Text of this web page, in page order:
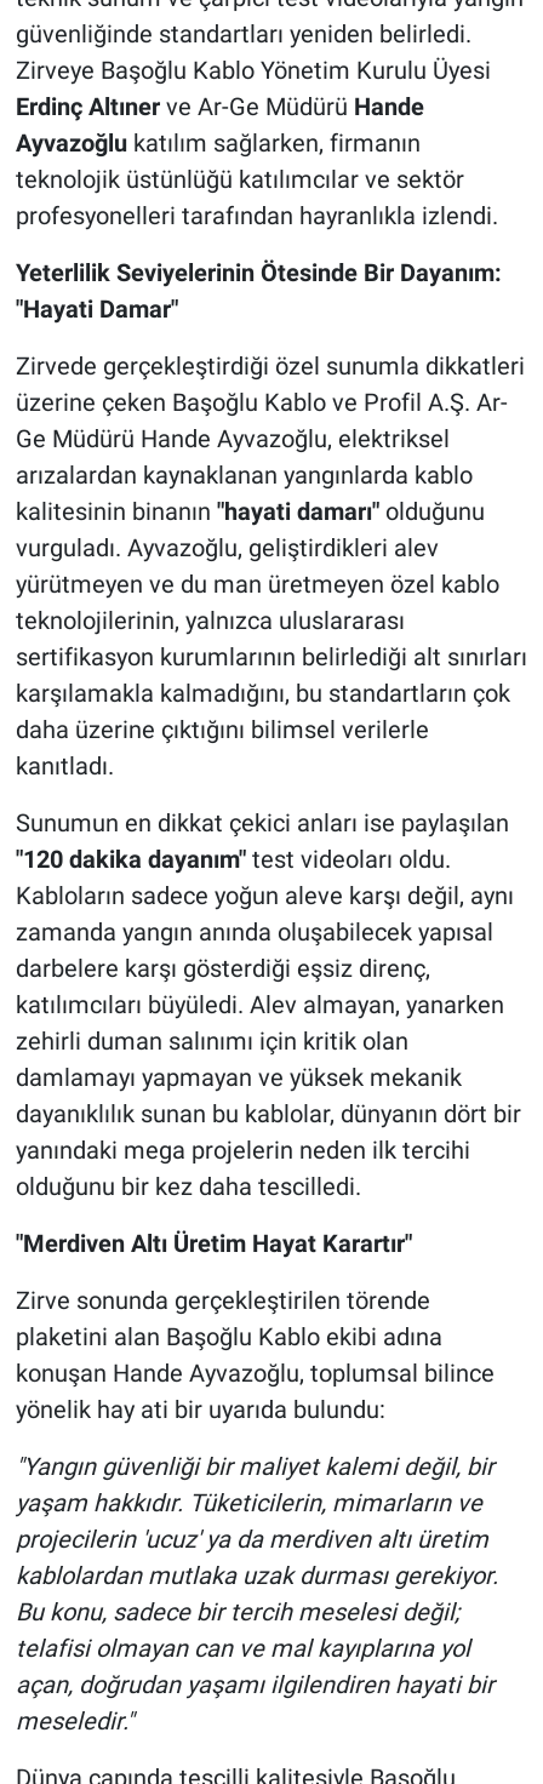
güvenliğinde standartları yeniden belirledi.
Zirveye Başoğlu Kablo Yönetim Kurulu Üyesi
Erdinç Altınerve Ar-Ge Müdürü Hande
Ayvazoğlukatılım sağlarken, firmanın
teknolojik üstünlüğü katılımcılar ve sektör
profesyonelleri tarafından hayranlıkla izlendi.
Yeterlilik Seviyelerinin Ötesinde Bir Dayanım:
"Hayati Damar"
Zirvede gerçekleştirdiği özel sunumla dikkatleri
üzerine çeken Başoğlu Kablo ve Profil A.Ş. Ar-
Ge Müdürü Hande Ayvazoğlu, elektriksel
arızalardan kaynaklanan yangınlarda kablo
kalitesinin binanın "hayati damarı"olduğunu
vurguladı. Ayvazoğlu, geliştirdikleri alev
yürütmeyen ve du man üretmeyen özel kablo
teknolojilerinin, yalnızca uluslararası
sertifikasyon kurumlarının belirlediği alt sınırları
karşılamakla kalmadığını, bu standartların çok
daha üzerine çıktığını bilimsel verilerle
kanıtladı.
Sunumun en dikkat çekici anları ise paylaşılan
"120 dakika dayanım"test videoları oldu.
Kabloların sadece yoğun aleve karşı değil, aynı
zamanda yangın anında oluşabilecek yapısal
darbelere karşı gösterdiği eşsiz direnç,
katılımcıları büyüledi. Alev almayan, yanarken
zehirli duman salınımı için kritik olan
damlamayı yapmayan ve yüksek mekanik
dayanıklılık sunan bu kablolar, dünyanın dört bir
yanındaki mega projelerin neden ilk tercihi
olduğunu bir kez daha tescilledi.
"Merdiven Altı Üretim Hayat Karartır"
Zirve sonunda gerçekleştirilen törende
plaketini alan Başoğlu Kablo ekibi adına
konuşan Hande Ayvazoğlu, toplumsal bilince
yönelik hay ati bir uyarıda bulundu:
"Yangın güvenliği bir maliyet kalemi değil, bir
yaşam hakkıdır. Tüketicilerin, mimarların ve
projecilerin 'ucuz' ya da merdiven altı üretim
kablolardan mutlaka uzak durması gerekiyor.
Bu konu, sadece bir tercih meselesi değil;
telafisi olmayan can ve mal kayıplarına yol
açan, doğrudan yaşamı ilgilendiren hayati bir
meseledir."